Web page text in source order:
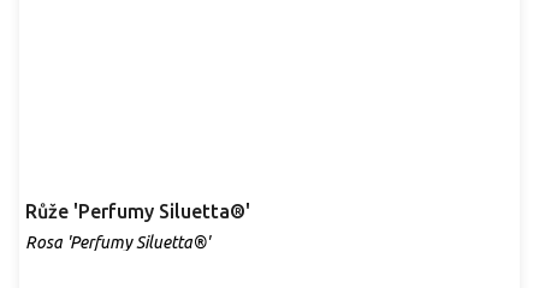
Růže 'Perfumy Siluetta®'
Rosa 'Perfumy Siluetta®'